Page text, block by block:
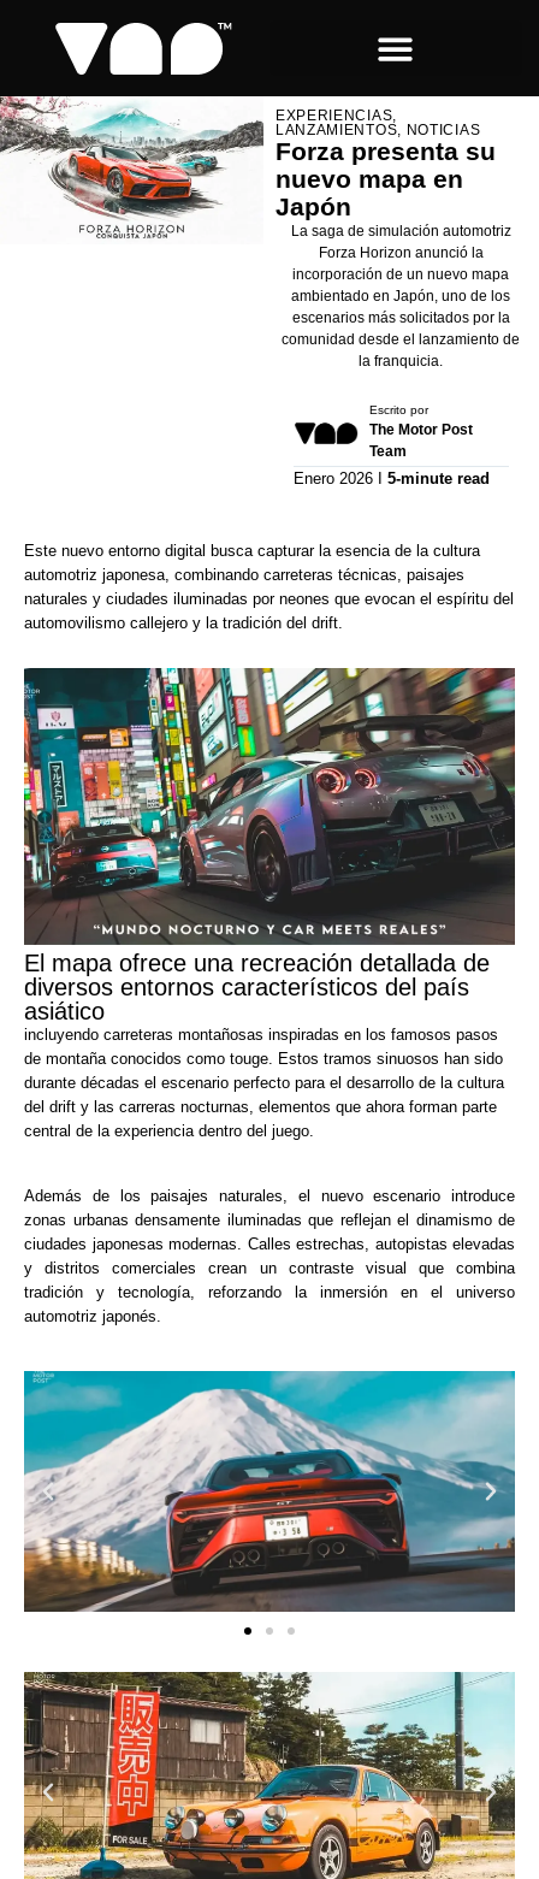
EXPERIENCIAS,
LANZAMIENTOS, NOTICIAS
Forza presenta su
nuevo mapa en
Japón
La saga de simulación automotriz
Forza Horizon anunció la
incorporación de un nuevo mapa
ambientado en Japón, uno de los
escenarios más solicitados por la
comunidad desde el lanzamiento de
la franquicia.
Escrito por
The Motor Post
Team
Enero 2026 I 5-minute read
Este nuevo entorno digital busca capturar la esencia de la cultura
automotriz japonesa, combinando carreteras técnicas, paisajes
naturales y ciudades iluminadas por neones que evocan el espíritu del
automovilismo callejero y la tradición del drift.
El mapa ofrece una recreación detallada de
diversos entornos característicos del país
asiático
incluyendo carreteras montañosas inspiradas en los famosos pasos
de montaña conocidos como touge. Estos tramos sinuosos han sido
durante décadas el escenario perfecto para el desarrollo de la cultura
del drift y las carreras nocturnas, elementos que ahora forman parte
central de la experiencia dentro del juego.
Además de los paisajes naturales, el nuevo escenario introduce
zonas urbanas densamente iluminadas que reflejan el dinamismo de
ciudades japonesas modernas. Calles estrechas, autopistas elevadas
y distritos comerciales crean un contraste visual que combina
tradición y tecnología, reforzando la inmersión en el universo
automotriz japonés.